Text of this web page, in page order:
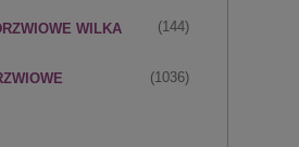
WILKA (144)
(1036)